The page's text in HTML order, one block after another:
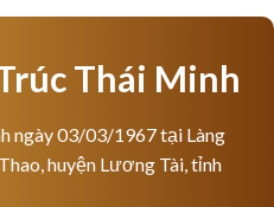
Thái Minh
ngày 03/03/1967 tại Làng
huyện Lương Tài, tỉnh